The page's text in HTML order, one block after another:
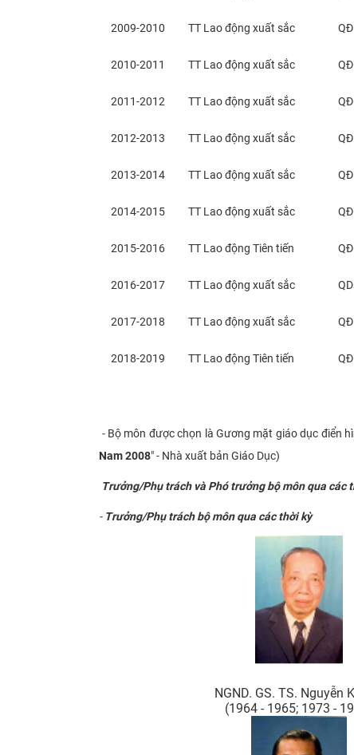
2009-2010 TT Lao động xuất sắc
2010-2011 TT Lao động xuất sắc
2011-2012 TT Lao động xuất sắc
2012-2013 TT Lao động xuất sắc
2013-2014 TT Lao động xuất sắc
2014-2015 TT Lao động xuất sắc
​2015-2016 TT Lao động Tiên tiến
2016-2017 TT Lao động xuất sắc
​2017-2018 ​TT Lao động xuất sắc
​2018-2019 ​TT Lao động Tiên tiến
​- Bộ môn được chọn là Gương mặt giáo dục điển
Nam 2008" - Nhà xuất bản Giáo Dục)​
Trưởng/Phụ trách và Phó trưởng bộ môn qua các
-Trưởng/Phụ trách bộ môn qua các thời kỳ
NGND. GS. TS. Nguyễn
(1964 - 1965; 1973 -